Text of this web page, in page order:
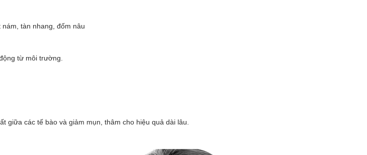
tàn nhang, đốm nâu
từ môi trường.
giữa các tế bào và giảm mụn , thâm cho hiệu quả dài lâu.